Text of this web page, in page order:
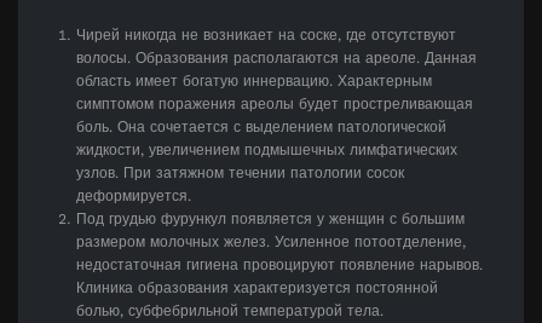
Чирей никогда не возникает на соске, где отсутствуют
волосы. Образования располагаются на ареоле. Данная
область имеет богатую иннервацию. Характерным
симптомом поражения ареолы будет простреливающая
боль. Она сочетается с выделением патологической
жидкости, увеличением подмышечных лимфатических
узлов. При затяжном течении патологии сосок
деформируется.
Под грудью фурункул появляется у женщин с большим
размером молочных желез. Усиленное потоотделение,
недостаточная гигиена провоцируют появление нарывов.
Клиника образования характеризуется постоянной
болью, субфебрильной температурой тела.